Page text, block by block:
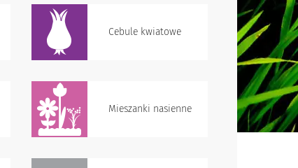
Cebule kwiatowe
Mieszanki nasienne